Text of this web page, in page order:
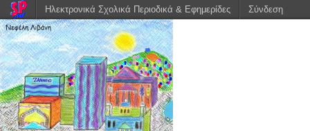
Ηλεκτρονικά Σχολικά Περιοδικά & Εφημερίδες Σύνδεση